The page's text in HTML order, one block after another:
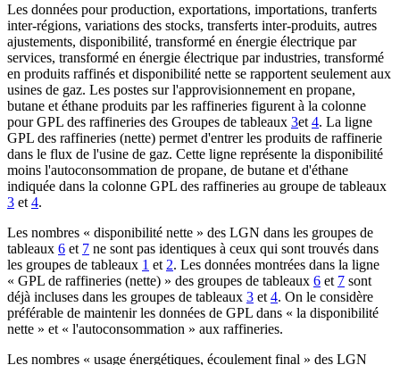
Les données pour production, exportations, importations, tranferts
inter-régions, variations des stocks, transferts inter-produits, autres
ajustements, disponibilité, transformé en énergie électrique par
services, transformé en énergie électrique par industries, transformé
en produits raffinés et disponibilité nette se rapportent seulement aux
usines de gaz. Les postes sur l'approvisionnement en propane,
butane et éthane produits par les raffineries figurent à la colonne
pour GPL des raffineries des Groupes de tableaux 3et 4. La ligne
GPL des raffineries (nette) permet d'entrer les produits de raffinerie
dans le flux de l'usine de gaz. Cette ligne représente la disponibilité
moins l'autoconsommation de propane, de butane et d'éthane
indiquée dans la colonne GPL des raffineries au groupe de tableaux
3 et 4.
Les nombres « disponibilité nette » des LGN dans les groupes de
tableaux 6 et 7 ne sont pas identiques à ceux qui sont trouvés dans
les groupes de tableaux 1 et 2. Les données montrées dans la ligne
« GPL de raffineries (nette) » des groupes de tableaux 6 et 7 sont
déjà incluses dans les groupes de tableaux 3 et 4. On le considère
préférable de maintenir les données de GPL dans « la disponibilité
nette » et « l'autoconsommation » aux raffineries.
Les nombres « usage énergétiques, écoulement final » des LGN